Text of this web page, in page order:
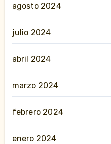
agosto 2024
julio 2024
abril 2024
marzo 2024
febrero 2024
enero 2024